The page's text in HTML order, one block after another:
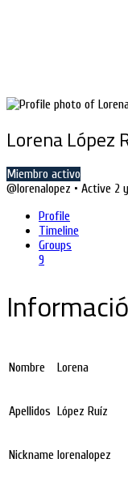
Lorena López
Miembro activo
@lorenalopez • Active 2
Profile
Timeline
Groups
9
Nombre Lorena
Apellidos López Ruíz
Nickname lorenalopez